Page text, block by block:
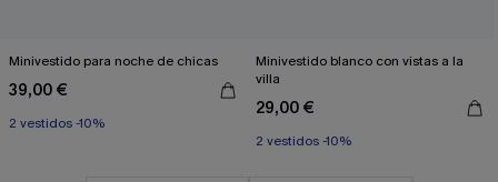
Minivestido para noche de chicas
39,00 €
2 vestidos -10%
Minivestido blanco con vistas a la
villa
29,00 €
2 vestidos -10%